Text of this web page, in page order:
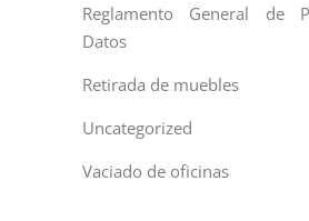
Reglamento General de
Datos
Retirada de muebles
Uncategorized
Vaciado de oficinas